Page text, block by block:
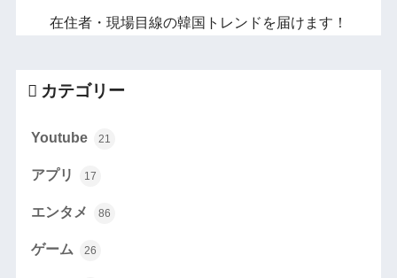
在住者・現場目線の韓国トレンドを届けます！
カテゴリー
Youtube 21
アプリ 17
エンタメ 86
ゲーム 26